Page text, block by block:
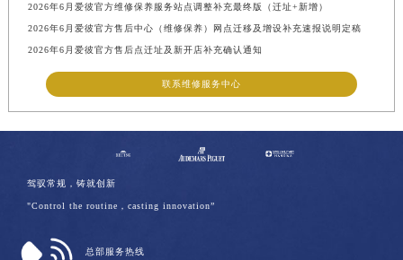
2026年6月爱彼官方维修保养服务站点调整补充最终版（迁址+新增）
2026年6月爱彼官方售后中心（维修保养）网点迁移及增设补充速报说明定稿
2026年6月爱彼官方售后点迁址及新开店补充确认通知
联系维修服务中心
驾驭常规，铸就创新
"Control the routine，casting innovation”
总部服务热线